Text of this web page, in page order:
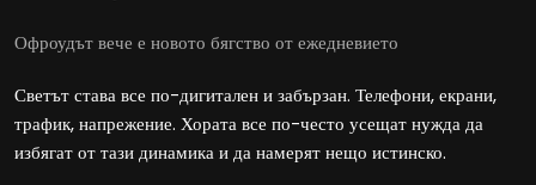
Офроудът вече е новото бягство от ежедневието
Светът става все по-дигитален и забързан. Телефони, екрани,
трафик, напрежение. Хората все по-често усещат нужда да
избягат от тази динамика и да намерят нещо истинско.